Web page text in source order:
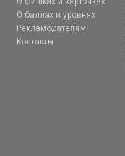
О баллах и уровнях
Рекламодателям
Контакты